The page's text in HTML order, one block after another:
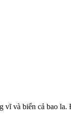
vĩ và biển cả bao